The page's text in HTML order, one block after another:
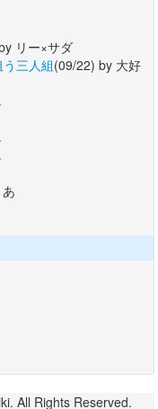
リー×サダ
三人組(09/22) by 大好
All Rights Reserved.